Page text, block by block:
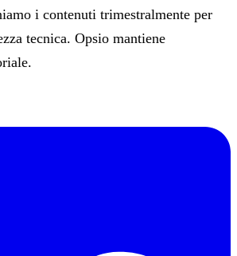
i contenuti trimestralmente per
tecnica. Opsio mantiene